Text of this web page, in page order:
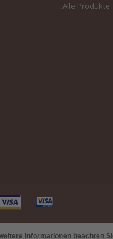
Informationen beachten
Alle Produkte